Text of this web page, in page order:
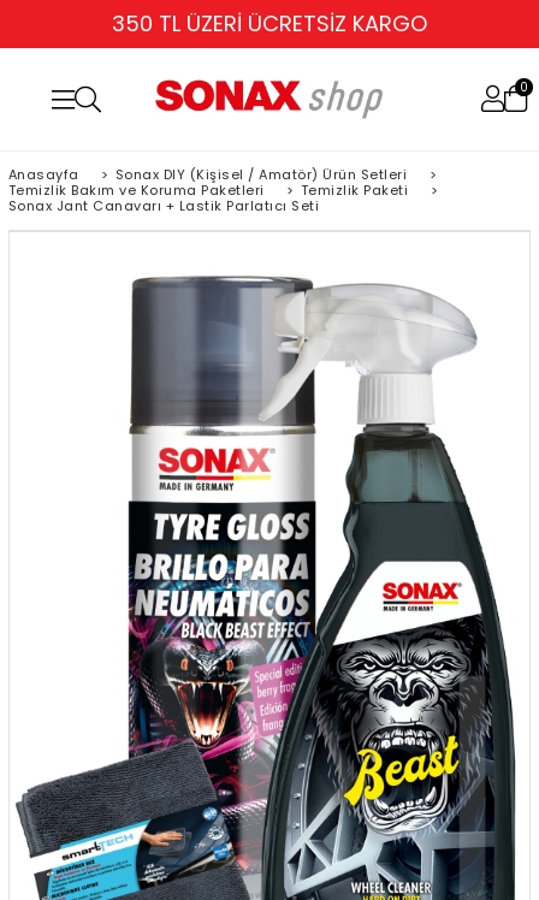
350 TL ÜZERİ ÜCRETSİZ KARGO
0
Anasayfa > Sonax DIY (Kişisel / Amatör) Ürün Setleri
>
Temizlik Bakım ve Koruma Paketleri
> Temizlik Paketi
>
Sonax Jant Canavarı + Lastik Parlatıcı Seti